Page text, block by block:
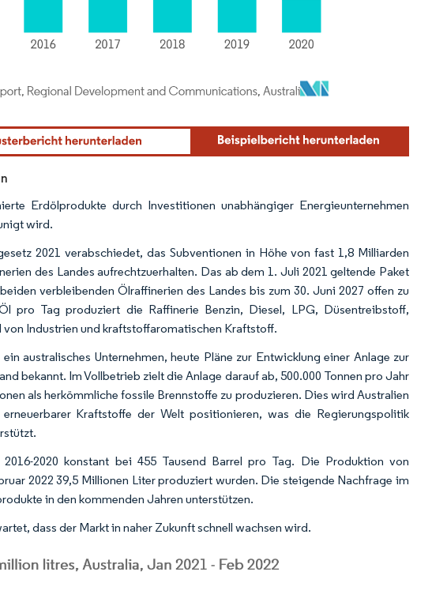
CC BY 4.0.
Erdölprodukte durch Investitionen unabhängiger Energieunternehmen
wird.
2021 verabschiedet, das Subventionen in Höhe von fast 1,8 Milliarden
des Landes aufrechtzuerhalten. Das ab dem 1. Juli 2021 geltende Paket
verbleibenden Ölraffinerien des Landes bis zum 30. Juni 2027 offen zu
pro Tag produziert die Raffinerie Benzin, Diesel, LPG, Düsentreibstoff,
Industrien und kraftstoffaromatischen Kraftstoff.
australisches Unternehmen, heute Pläne zur Entwicklung einer Anlage zur
bekannt. Im Vollbetrieb zielt die Anlage darauf ab, 500.000 Tonnen pro Jahr
als herkömmliche fossile Brennstoffe zu produzieren. Dies wird Australien
Kraftstoffe der Welt positionieren, was die Regierungspolitik
2020 konstant bei 455 Tausend Barrel pro Tag. Die Produktion von
2022 39,5 Millionen Liter produziert wurden. Die steigende Nachfrage im
in den kommenden Jahren unterstützen.
dass der Markt in naher Zukunft schnell wachsen wird.